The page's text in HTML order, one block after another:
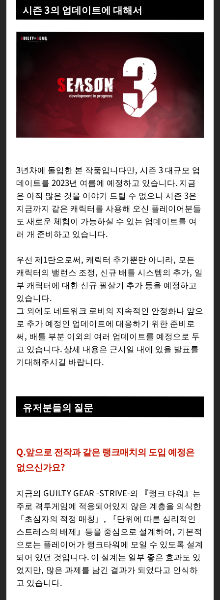
시즌 3의 업데이트에 대해서
3년차에 돌입한 본 작품입니다만, 시즌 3 대규모 업
데이트를 2023년 여름에 예정하고 있습니다. 지금
은 아직 많은 것을 이야기 드릴 수 없으나 시즌 3은
지금까지 같은 캐릭터를 사용해 오신 플레이어분들
도 새로운 체험이 가능하실 수 있는 업데이트를 여
러 개 준비하고 있습니다.
우선 제1탄으로써, 캐릭터 추가뿐만 아니라, 모든
캐릭터의 밸런스 조정, 신규 배틀 시스템의 추가, 일
부 캐릭터에 대한 신규 필살기 추가 등을 예정하고
있습니다.
그 외에도 네트워크 로비의 지속적인 안정화나 앞으
로 추가 예정인 업데이트에 대응하기 위한 준비로
써, 배틀 부분 이외의 여러 업데이트를 예정으로 두
고 있습니다. 상세 내용은 근시일 내에 있을 발표를
기대해주시길 바랍니다.
유저분들의 질문
Q.앞으로 전작과 같은 랭크매치의 도입 예정은
없으신가요?
지금의 GUILTY GEAR -STRIVE-의 『랭크 타워』는
주로 격투게임에 적응되어있지 않은 계층을 의식한
「초심자의 적정 매칭」, 「단위에 따른 심리적인
스트레스의 배제」등을 중심으로 설계하여, 기본적
으로는 플레이어가 랭크타워에 모일 수 있도록 설계
되어 있던 것입니다. 이 설계는 일부 좋은 효과도 있
었지만, 많은 과제를 남긴 결과가 되었다고 인식하
고 있습니다.